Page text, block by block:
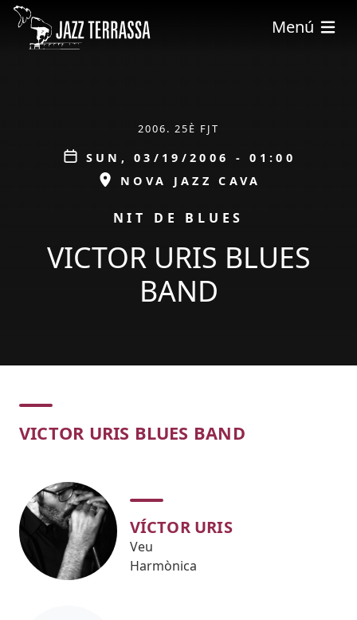
Skip to main content
Menú
2006. 25È FJT
Data
SUN, 03/19/2006 - 01:00
ESPAI
NOVA JAZZ CAVA
NIT DE BLUES
VICTOR URIS BLUES
BAND
Concert
VICTOR URIS BLUES BAND
VÍCTOR URIS
Veu
Harmònica